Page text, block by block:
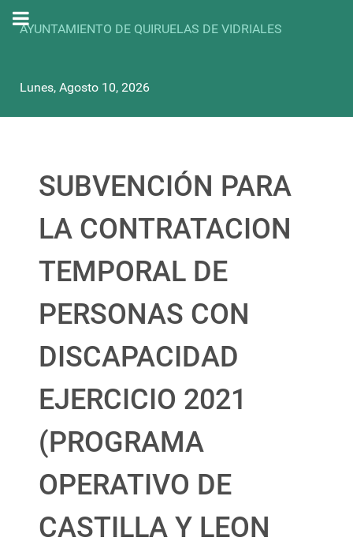
AYUNTAMIENTO DE QUIRUELAS DE VIDRIALES
Lunes, Agosto 10, 2026
SUBVENCIÓN PARA
LA CONTRATACION
TEMPORAL DE
PERSONAS CON
DISCAPACIDAD
EJERCICIO 2021
(PROGRAMA
OPERATIVO DE
CASTILLA Y LEON